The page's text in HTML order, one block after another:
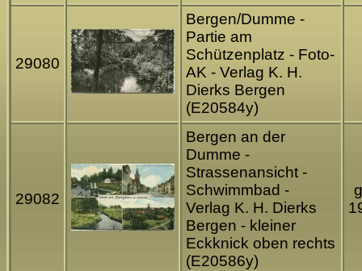
29080
Bergen/Dumme -
Partie am
Schützenplatz - Foto-
AK - Verlag K. H.
Dierks Bergen
(E20584y)
29082
Bergen an der
Dumme -
Strassenansicht -
Schwimmbad -
Verlag K. H. Dierks
Bergen - kleiner
Eckknick oben rechts
(E20586y)